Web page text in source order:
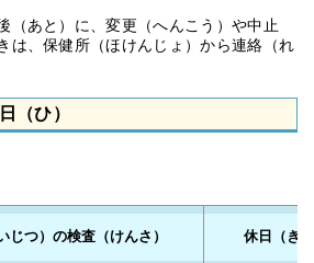
（あと）に、変更（へんこう）や中止
は、保健所（ほけんじょ）から連絡（れ
（ひ）
じつ）の検査（けんさ） 休日（き